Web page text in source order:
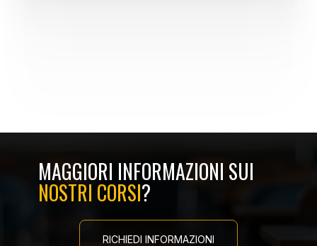
MAGGIORI INFORMAZIONI SUI
NOSTRI CORSI?
RICHIEDI INFORMAZIONI